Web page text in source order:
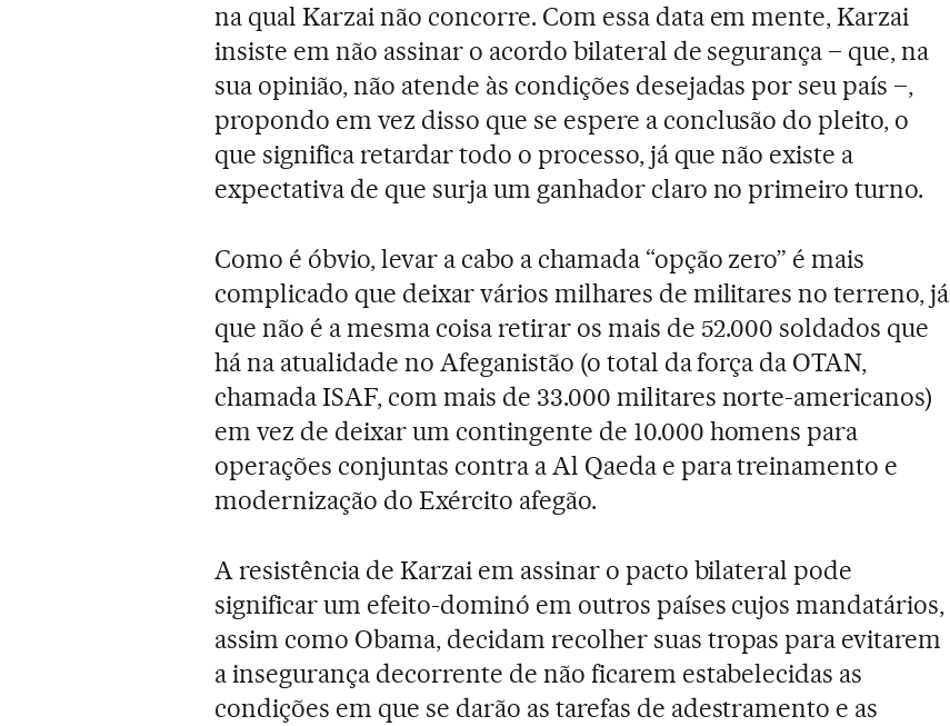
na qual Karzai não concorre. Com essa data em mente, Karzai
insiste em não assinar o acordo bilateral de segurança – que, na
sua opinião, não atende às condições desejadas por seu país –,
propondo em vez disso que se espere a conclusão do pleito, o
que significa retardar todo o processo, já que não existe a
expectativa de que surja um ganhador claro no primeiro turno.
Como é óbvio, levar a cabo a chamada “opção zero” é mais
complicado que deixar vários milhares de militares no terreno, já
que não é a mesma coisa retirar os mais de 52.000 soldados que
há na atualidade no Afeganistão (o total da força da OTAN,
chamada ISAF, com mais de 33.000 militares norte-americanos)
em vez de deixar um contingente de 10.000 homens para
operações conjuntas contra a Al Qaeda e para treinamento e
modernização do Exército afegão.
A resistência de Karzai em assinar o pacto bilateral pode
significar um efeito-dominó em outros países cujos mandatários,
assim como Obama, decidam recolher suas tropas para evitarem
a insegurança decorrente de não ficarem estabelecidas as
condições em que se darão as tarefas de adestramento e as